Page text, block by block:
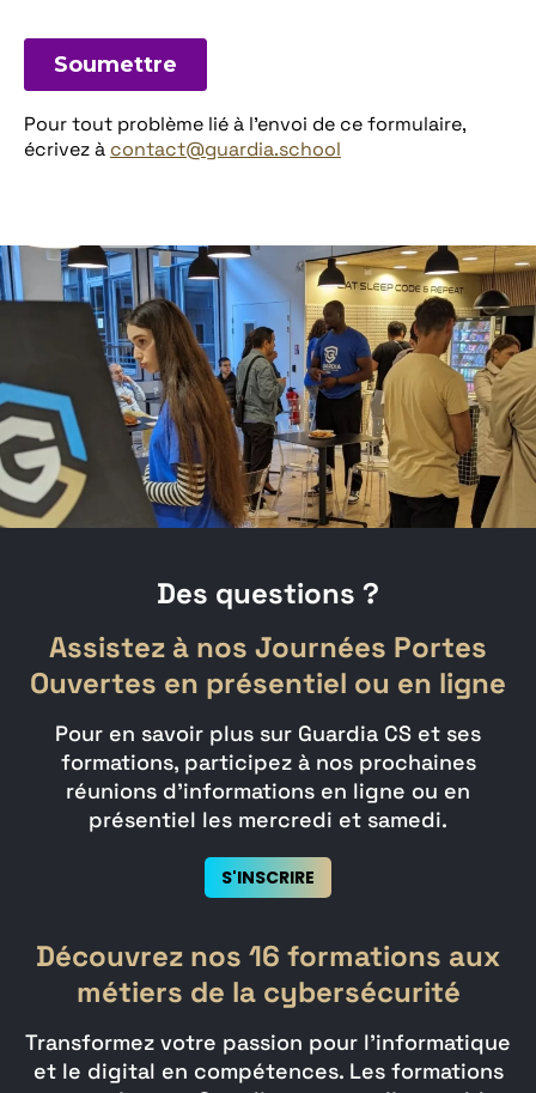
Pour tout problème lié à l'envoi de ce formulaire,
écrivez à contact@guardia.school
Des questions ?
Assistez à nos Journées Portes
Ouvertes en présentiel ou en ligne
Pour en savoir plus sur Guardia CS et ses
formations, participez à nos prochaines
réunions d’informations en ligne ou en
présentiel les mercredi et samedi.
S'INSCRIRE
Découvrez nos 16 formations aux
métiers de la cybersécurité
Transformez votre passion pour l’informatique
et le digital en compétences. Les formations